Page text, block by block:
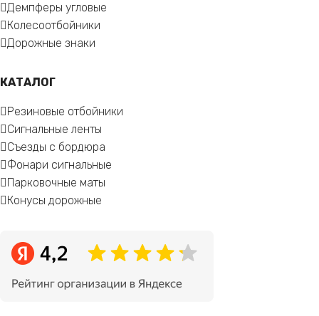
Демпферы угловые
Колесоотбойники
Дорожные знаки
КАТАЛОГ
Резиновые отбойники
Сигнальные ленты
Съезды с бордюра
Фонари сигнальные
Парковочные маты
Конусы дорожные